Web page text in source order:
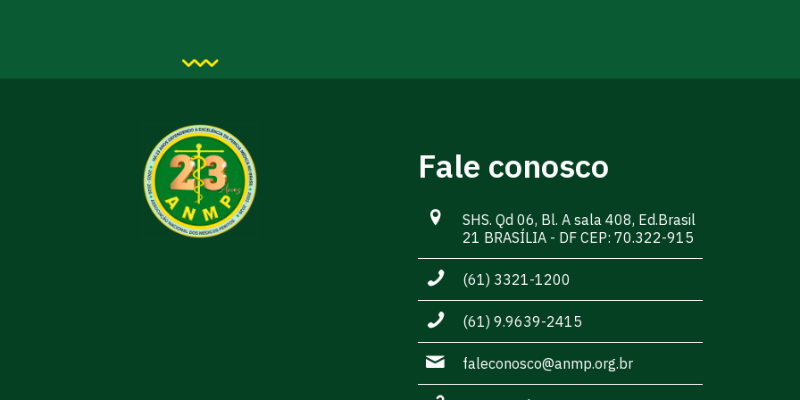
Fale conosco
SHS. Qd 06, Bl. A sala 408, Ed.Brasil
21 BRASÍLIA - DF CEP: 70.322-915
(61) 3321-1200
(61) 9.9639-2415
faleconosco@anmp.org.br